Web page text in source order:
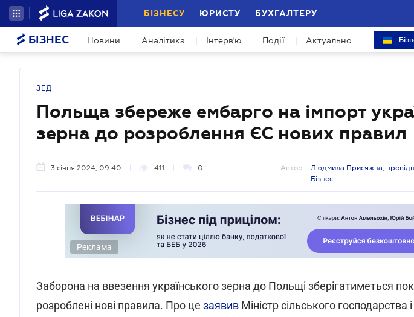
БІЗНЕСУ ЮРИСТУ БУХГАЛТЕРУ
БІЗНЕС Новини Аналітика Інтерв'ю Події Актуально
ЗЕД
Польща збереже ембарго на імпорт
зерна до розроблення ЄС нових правил
3 січня 2024, 09:40 411 0 Автор:
Людмила Присяжна,
Бізнес
Реклама
Заборона на ввезення українського зерна до Польщі зберігатиметься
розроблені нові правила. Про це заявив Міністр сільського